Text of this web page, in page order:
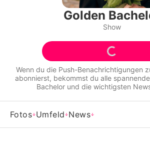
Alle Themen auf
Jobs
App runterladen
Team
Impressum
Golden
Show
Wenn du die Push-Benachrichtigungen
abonnierst, bekommst du alle
Bachelor und die wichtigsten
Fotos Umfeld News